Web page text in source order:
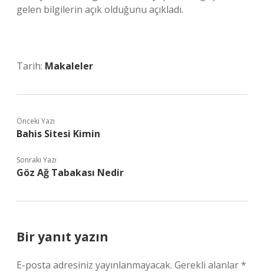
gelen bilgilerin açık olduğunu açıkladı.
Tarih: Makaleler
Önceki Yazı
Bahis Sitesi Kimin
Sonraki Yazı
Göz Ağ Tabakası Nedir
Bir yanıt yazın
E-posta adresiniz yayınlanmayacak. Gerekli alanlar*